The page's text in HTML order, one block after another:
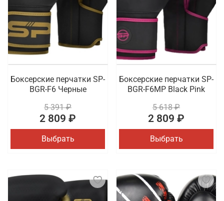
Боксерские перчатки SP-
BGR-F6 Черные
5 391 ₽
2 809 ₽
Выбрать
Боксерские перчатки SP-
BGR-F6MP Black Pink
5 618 ₽
2 809 ₽
Выбрать